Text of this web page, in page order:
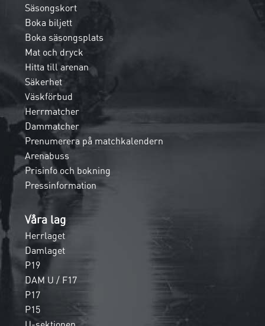
Säsongskort
Boka biljett
Boka säsongsplats
Mat och dryck
Hitta till arenan
Säkerhet
Väskförbud
Herrmatcher
Dammatcher
Prenumerera på matchkalendern
Arenabuss
Prisinfo och bokning
Pressinformation
Våra lag
Herrlaget
Damlaget
P19
DAM U / F17
P17
P15